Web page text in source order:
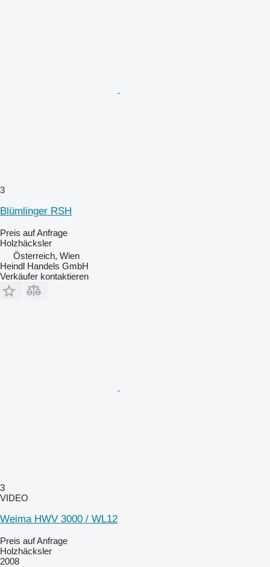
3
Blümlinger RSH
Preis auf Anfrage
Holzhäcksler
Österreich, Wien
Heindl Handels GmbH
Verkäufer kontaktieren
3
VIDEO
Weima HWV 3000 / WL12
Preis auf Anfrage
Holzhäcksler
2008